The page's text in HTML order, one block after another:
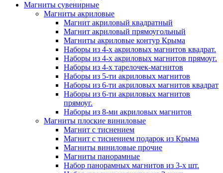
Магниты сувенирные
Магниты акриловые
Магнит акриловый квадратный
Магнит акриловый прямоугольный
Магниты акриловые контур Крыма
Наборы из 4-х акриловых магнитов квадрат.
Наборы из 4-х акриловых магнитов прямоуг.
Наборы из 4-х тарелочек-магнитов
Наборы из 5-ти акриловых магнитов
Наборы из 6-ти акриловых магнитов квадрат
Наборы из 6-ти акриловых магнитов
прямоуг.
Наборы из 8-ми акриловых магнитов
Магниты плоские виниловые
Магнит с тиснением
Магнит с тиснением подарок из Крыма
Магниты виниловые прочие
Магниты панорамные
Набор панорамных магнитов из 3-х шт.